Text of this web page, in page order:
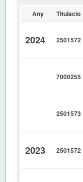
Any Titulacio
2024 2501572
7000255
2501573
2023 2501572